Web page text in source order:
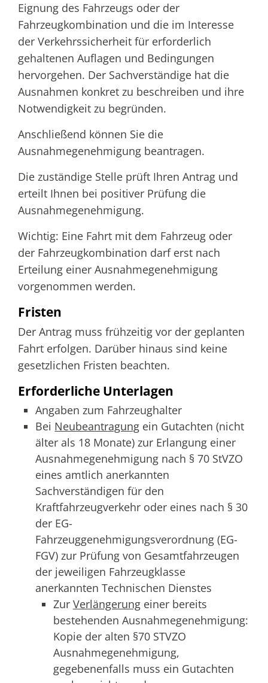
Eignung des Fahrzeugs oder der
Fahrzeugkombination und die im Interesse
der Verkehrssicherheit für erforderlich
gehaltenen Auflagen und Bedingungen
hervorgehen. Der Sachverständige hat die
Ausnahmen konkret zu beschreiben und ihre
Notwendigkeit zu begründen.
Anschließend können Sie die
Ausnahmegenehmigung beantragen.
Die zuständige Stelle prüft Ihren Antrag und
erteilt Ihnen bei positiver Prüfung die
Ausnahmegenehmigung.
Wichtig: Eine Fahrt mit dem Fahrzeug oder
der Fahrzeugkombination darf erst nach
Erteilung einer Ausnahmegenehmigung
vorgenommen werden.
Fristen
Der Antrag muss frühzeitig vor der geplanten
Fahrt erfolgen. Darüber hinaus sind keine
gesetzlichen Fristen beachten.
Erforderliche Unterlagen
Angaben zum Fahrzeughalter
Bei Neubeantragung ein Gutachten (nicht
älter als 18 Monate) zur Erlangung einer
Ausnahmegenehmigung nach § 70 StVZO
eines amtlich anerkannten
Sachverständigen für den
Kraftfahrzeugverkehr oder eines nach § 30
der EG-
Fahrzeuggenehmigungsverordnung (EG-
FGV) zur Prüfung von Gesamtfahrzeugen
der jeweiligen Fahrzeugklasse
anerkannten Technischen Dienstes
Zur Verlängerungeiner bereits
bestehenden Ausnahmegenehmigung:
Kopie der alten §70 STVZO
Ausnahmegenehmigung,
gegebenenfalls muss ein Gutachten